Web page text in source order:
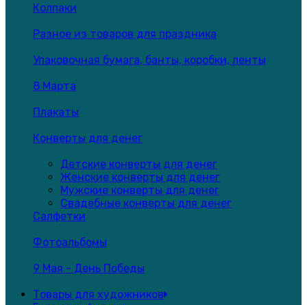
Колпаки
Разное из товаров для праздника
Упаковочная бумага, банты, коробки, ленты
8 Марта
Плакаты
Конверты для денег
Детские конверты для денег
Женские конверты для денег
Мужские конверты для денег
Свадебные конверты для денег
Салфетки
Фотоальбомы
9 Мая - День Победы
Товары для художников